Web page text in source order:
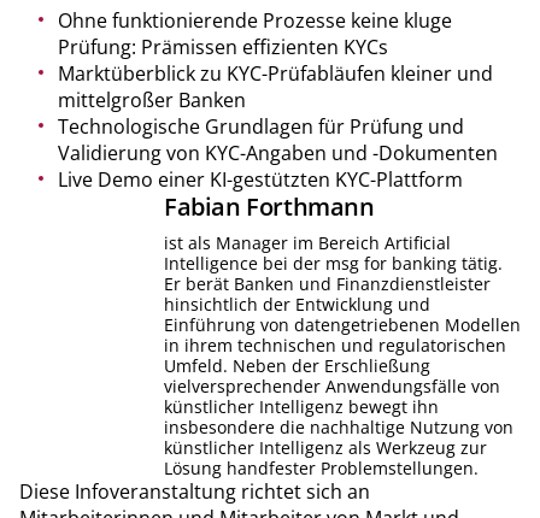
Ohne funktionierende Prozesse keine kluge
Prüfung: Prämissen effizienten KYCs
Marktüberblick zu KYC-Prüfabläufen kleiner und
mittelgroßer Banken
Technologische Grundlagen für Prüfung und
Validierung von KYC-Angaben und -Dokumenten
Live Demo einer KI-gestützten KYC-Plattform
Fabian Forthmann
ist als Manager im Bereich Artificial
Intelligence bei der msg for banking tätig.
Er berät Banken und Finanzdienstleister
hinsichtlich der Entwicklung und
Einführung von datengetriebenen Modellen
in ihrem technischen und regulatorischen
Umfeld. Neben der Erschließung
vielversprechender Anwendungsfälle von
künstlicher Intelligenz bewegt ihn
insbesondere die nachhaltige Nutzung von
künstlicher Intelligenz als Werkzeug zur
Lösung handfester Problemstellungen.
Diese Infoveranstaltung richtet sich an